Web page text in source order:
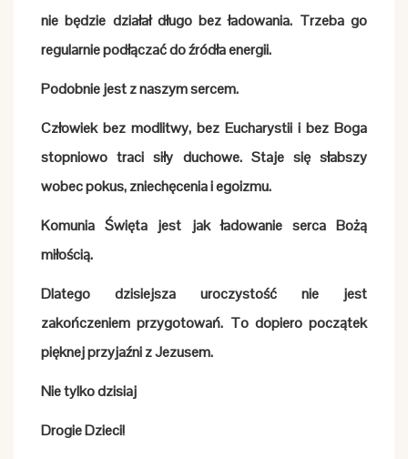
nie będzie działał długo bez ładowania. Trzeba go
regularnie podłączać do źródła energii.
Podobnie jest z naszym sercem.
Człowiek bez modlitwy, bez Eucharystii i bez Boga
stopniowo traci siły duchowe. Staje się słabszy
wobec pokus, zniechęcenia i egoizmu.
Komunia Święta jest jak ładowanie serca Bożą
miłością.
Dlatego dzisiejsza uroczystość nie jest
zakończeniem przygotowań. To dopiero początek
pięknej przyjaźni z Jezusem.
Nie tylko dzisiaj
Drogie Dzieci!